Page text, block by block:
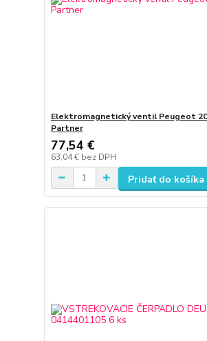
Elektromagnetický ventil Peugeot
Partner
77,54 €
63,04 € bez DPH
Pridať do košíka